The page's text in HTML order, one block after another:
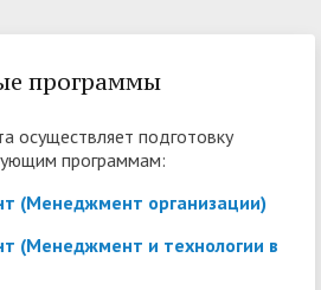
программы
осуществляет подготовку
программам:
(Менеджмент организации)
(Менеджмент и технологии в